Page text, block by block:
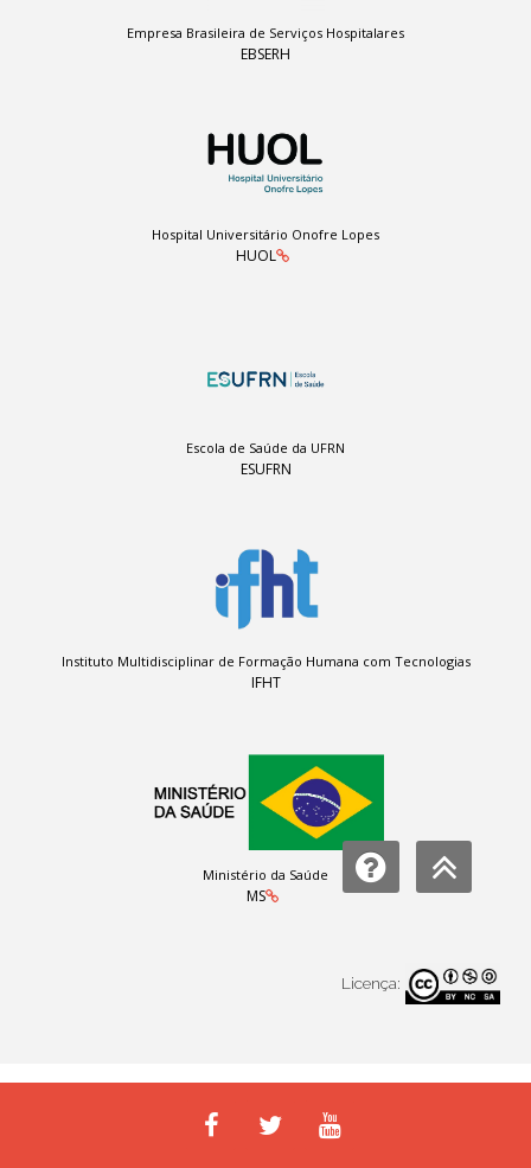
Empresa Brasileira de Serviços Hospitalares
EBSERH
Hospital Universitário Onofre Lopes
HUOL
Escola de Saúde da UFRN
ESUFRN
Instituto Multidisciplinar de Formação Humana com Tecnologias
IFHT
Ministério da Saúde
MS
Licença: